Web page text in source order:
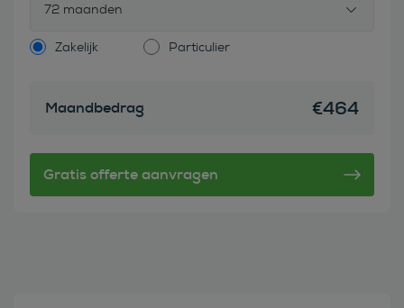
72 maanden
Zakelijk Particulier
Maandbedrag €464